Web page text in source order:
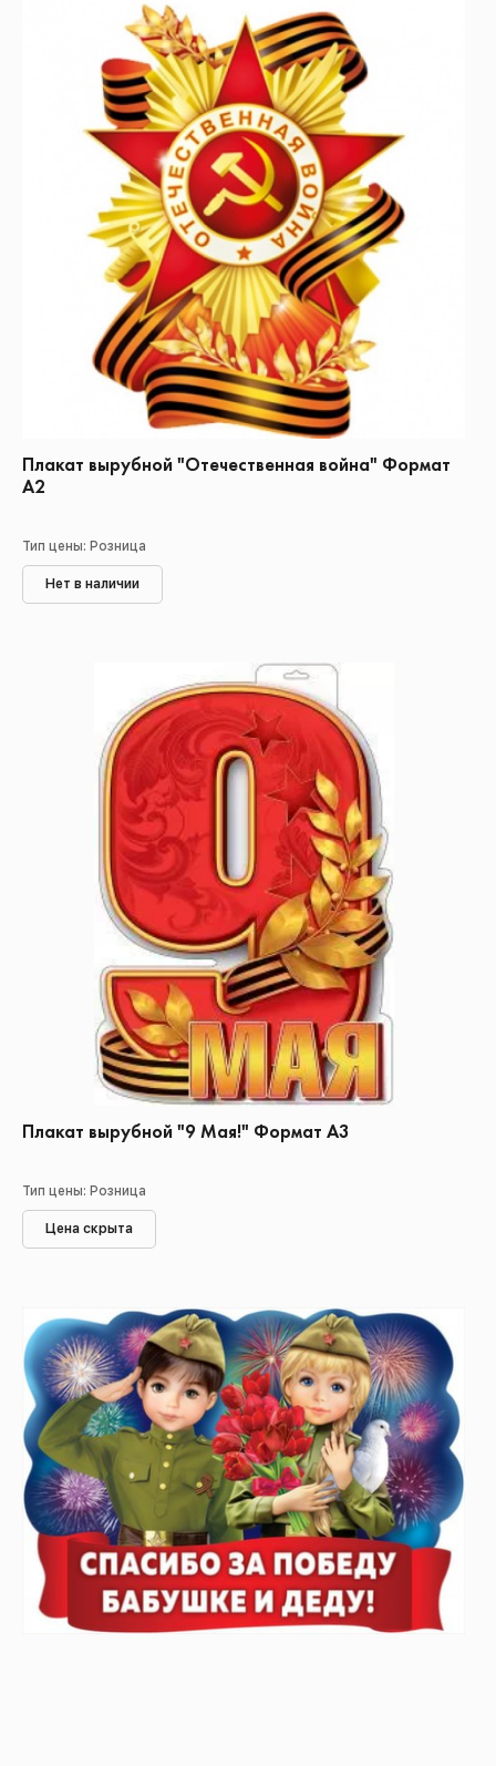
Плакат вырубной "Отечественная война" Формат
А2
Тип цены: Розница
Нет в наличии
Плакат вырубной "9 Мая!" Формат А3
Тип цены: Розница
Цена скрыта